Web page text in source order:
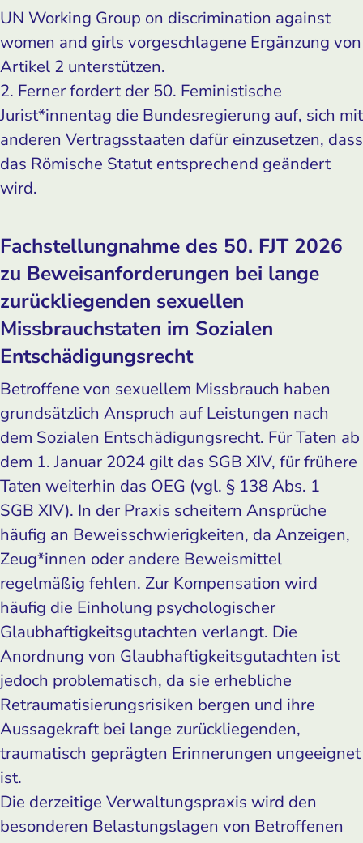
UN Working Group on discrimination against
women and girls vorgeschlagene Ergänzung von
Artikel 2 unterstützen.
2. Ferner fordert der 50. Feministische
Jurist*innentag die Bundesregierung auf, sich mit
anderen Vertragsstaaten dafür einzusetzen, dass
das Römische Statut entsprechend geändert
wird.
Fachstellungnahme des 50. FJT 2026
zu Beweis­anforderungen bei lange
zurückliegenden sexuellen
Missbrauchstaten im Sozialen
Entschädigungsrecht
Betroffene von sexuellem Missbrauch haben
grundsätzlich Anspruch auf Leistungen nach
dem Sozialen Entschädigungsrecht. Für Taten ab
dem 1. Januar 2024 gilt das SGB XIV, für frühere
Taten weiterhin das OEG (vgl. § 138 Abs. 1
SGB XIV). In der Praxis scheitern Ansprüche
häufig an Beweisschwierigkeiten, da Anzeigen,
Zeug*innen oder andere Beweismittel
regelmäßig fehlen. Zur Kompensation wird
häufig die Einholung psychologischer
Glaubhaftigkeitsgutachten verlangt. Die
Anordnung von Glaubhaftigkeitsgutachten ist
jedoch problematisch, da sie erhebliche
Retraumatisierungsrisiken bergen und ihre
Aussagekraft bei lange zurückliegenden,
traumatisch geprägten Erinnerungen ungeeignet
ist.
Die derzeitige Verwaltungspraxis wird den
besonderen Belastungslagen von Betroffenen